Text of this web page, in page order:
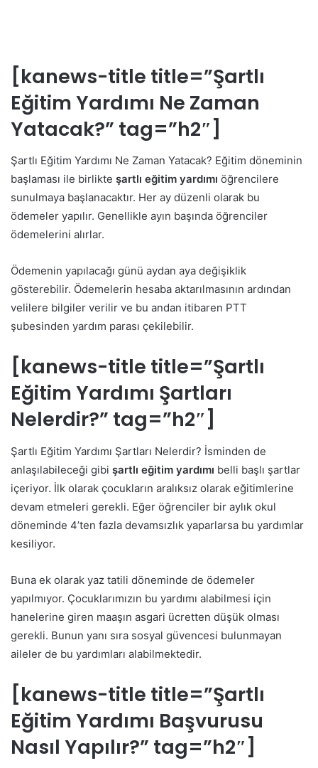
[kanews-title title=”Şartlı
Eğitim Yardımı Ne Zaman
Yatacak?” tag=”h2″]
Şartlı Eğitim Yardımı Ne Zaman Yatacak? Eğitim döneminin
başlaması ile birlikte şartlı eğitim yardımı öğrencilere
sunulmaya başlanacaktır. Her ay düzenli olarak bu
ödemeler yapılır. Genellikle ayın başında öğrenciler
ödemelerini alırlar.
Ödemenin yapılacağı günü aydan aya değişiklik
gösterebilir. Ödemelerin hesaba aktarılmasının ardından
velilere bilgiler verilir ve bu andan itibaren PTT
şubesinden yardım parası çekilebilir.
[kanews-title title=”Şartlı
Eğitim Yardımı Şartları
Nelerdir?” tag=”h2″]
Şartlı Eğitim Yardımı Şartları Nelerdir? İsminden de
anlaşılabileceği gibi şartlı eğitim yardımı belli başlı şartlar
içeriyor. İlk olarak çocukların aralıksız olarak eğitimlerine
devam etmeleri gerekli. Eğer öğrenciler bir aylık okul
döneminde 4’ten fazla devamsızlık yaparlarsa bu yardımlar
kesiliyor.
Buna ek olarak yaz tatili döneminde de ödemeler
yapılmıyor. Çocuklarımızın bu yardımı alabilmesi için
hanelerine giren maaşın asgari ücretten düşük olması
gerekli. Bunun yanı sıra sosyal güvencesi bulunmayan
aileler de bu yardımları alabilmektedir.
[kanews-title title=”Şartlı
Eğitim Yardımı Başvurusu
Nasıl Yapılır?” tag=”h2″]